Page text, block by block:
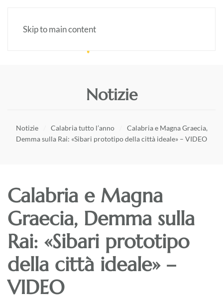
Skip to main content
Notizie
Notizie Calabria tutto l’anno
Calabria e Magna Graecia,
Demma sulla Rai: «Sibari prototipo della città ideale» – VIDEO
Calabria e Magna
Graecia, Demma sulla
Rai: «Sibari prototipo
della città ideale» –
VIDEO